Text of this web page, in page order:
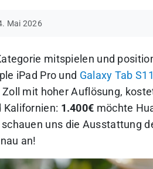
Mai 2026
mitspielen und
iPad Pro und Galaxy Tab
mit hoher Auflösung,
Kalifornien: 1.400€ möchte
schauen uns die Ausstattung
an!